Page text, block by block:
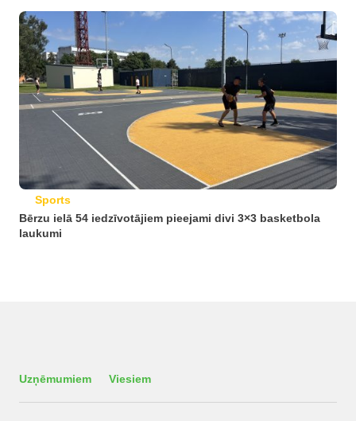
Sports
Bērzu ielā 54 iedzīvotājiem pieejami divi 3×3 basketbola
laukumi
Uzņēmumiem Viesiem